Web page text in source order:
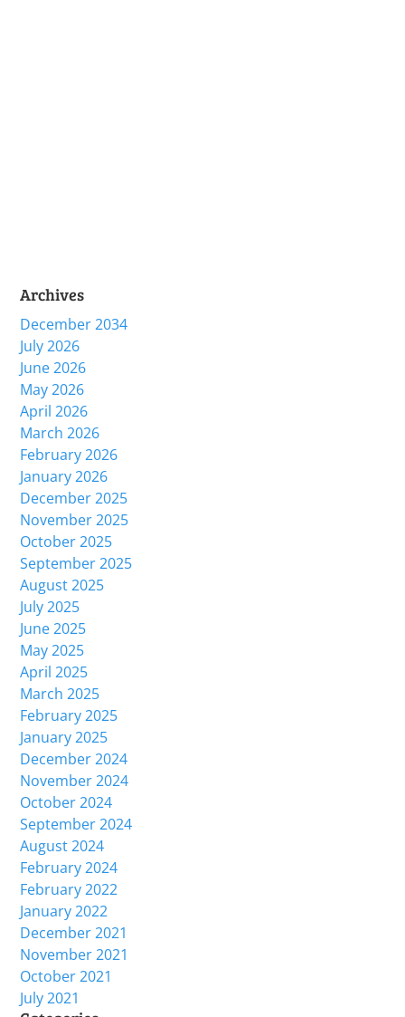
Archives
December 2034
July 2026
June 2026
May 2026
April 2026
March 2026
February 2026
January 2026
December 2025
November 2025
October 2025
September 2025
August 2025
July 2025
June 2025
May 2025
April 2025
March 2025
February 2025
January 2025
December 2024
November 2024
October 2024
September 2024
August 2024
February 2024
February 2022
January 2022
December 2021
November 2021
October 2021
July 2021